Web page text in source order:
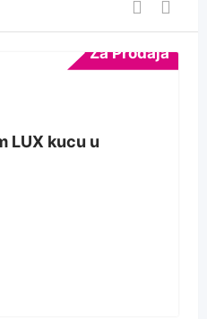
Za Prodaja
LUX kucu u